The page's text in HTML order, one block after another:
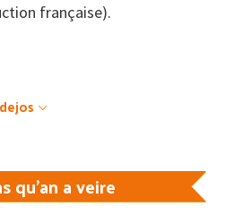
française).
qu'an a veire